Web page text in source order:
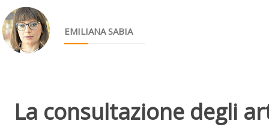
EMILIANA SABIA
La consultazione degli